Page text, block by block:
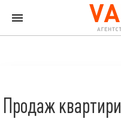
Продаж квартири